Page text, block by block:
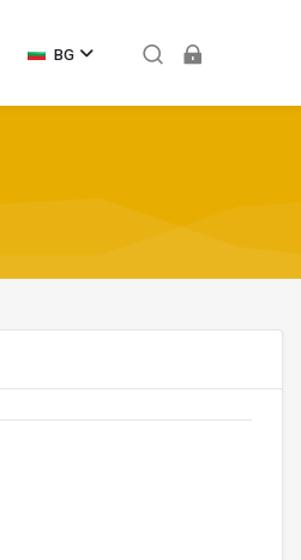
BG